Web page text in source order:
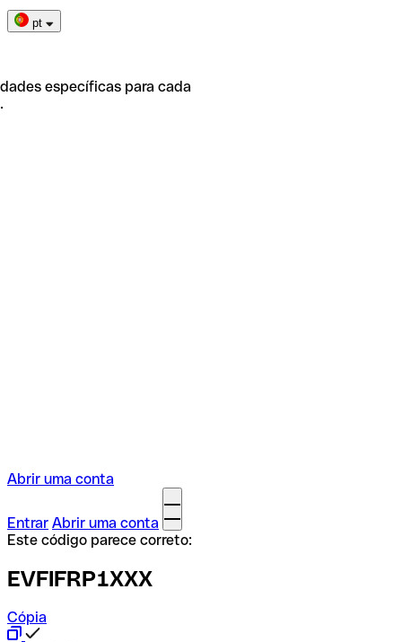
pt
específicas para cada
Abrir uma conta
Entrar Abrir uma conta
Este código parece correto:
EVFIFRP1XXX
Cópia